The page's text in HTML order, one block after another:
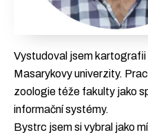
Vystudoval jsem
Masarykovy univerzity.
zoologie téže fakulty jako
informační systémy.
Bystrc jsem si vybral jako